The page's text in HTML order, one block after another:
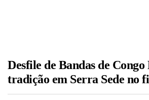
Desfile de Bandas de
tradição em Serra Sede no